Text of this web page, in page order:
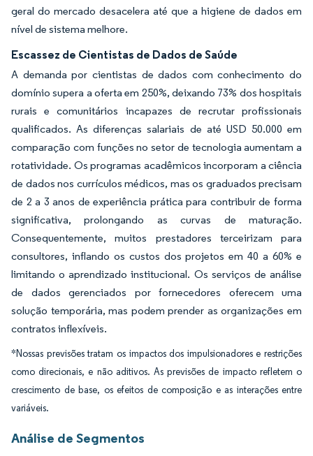
geral do mercado desacelera até que a higiene de dados em
nível de sistema melhore.
Escassez de Cientistas de Dados de Saúde
A demanda por cientistas de dados com conhecimento do
domínio supera a oferta em 250%, deixando 73% dos hospitais
rurais e comunitários incapazes de recrutar profissionais
qualificados. As diferenças salariais de até USD 50.000 em
comparação com funções no setor de tecnologia aumentam a
rotatividade. Os programas acadêmicos incorporam a ciência
de dados nos currículos médicos, mas os graduados precisam
de 2 a 3 anos de experiência prática para contribuir de forma
significativa, prolongando as curvas de maturação.
Consequentemente, muitos prestadores terceirizam para
consultores, inflando os custos dos projetos em 40 a 60% e
limitando o aprendizado institucional. Os serviços de análise
de dados gerenciados por fornecedores oferecem uma
solução temporária, mas podem prender as organizações em
contratos inflexíveis.
*Nossas previsões tratam os impactos dos impulsionadores e restrições
como direcionais, e não aditivos. As previsões de impacto refletem o
crescimento de base, os efeitos de composição e as interações entre
variáveis.
Análise de Segmentos